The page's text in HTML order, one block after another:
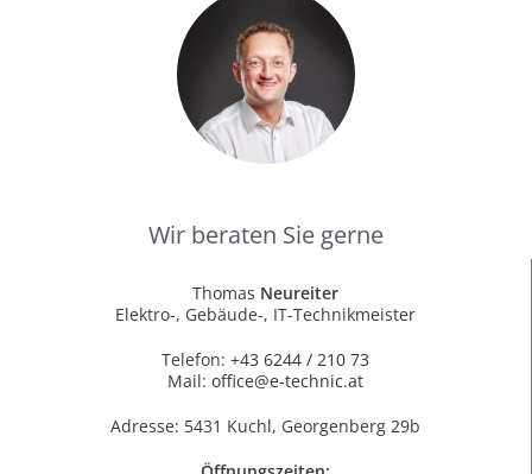
Wir beraten Sie gerne
Thomas Neureiter
Elektro-, Gebäude-, IT-Technikmeister
Telefon: +43 6244 / 210 73
Mail: office@e-technic.at
Adresse: 5431 Kuchl, Georgenberg 29b